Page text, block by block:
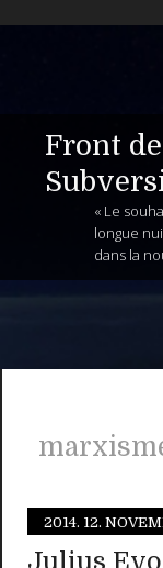
Front
« Le
longue
dans la
2014. 12.
Julius